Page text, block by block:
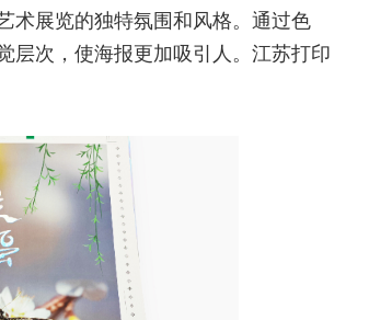
术展览的独特氛围和风格。通过色
层次，使海报更加吸引人。江苏打印